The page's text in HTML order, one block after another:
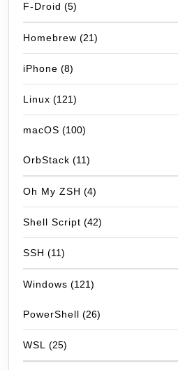
F-Droid (5)
Homebrew (21)
iPhone (8)
Linux (121)
macOS (100)
OrbStack (11)
Oh My ZSH (4)
Shell Script (42)
SSH (11)
Windows (121)
PowerShell (26)
WSL (25)